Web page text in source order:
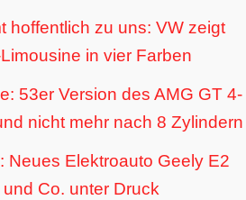
hoffentlich zu uns: VW zeigt
in vier Farben
53er Version des AMG GT 4-
nicht mehr nach 8 Zylindern
Neues Elektroauto Geely E2
Co. unter Druck